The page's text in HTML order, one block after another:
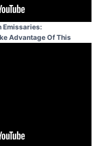
Emissaries:
Advantage Of This